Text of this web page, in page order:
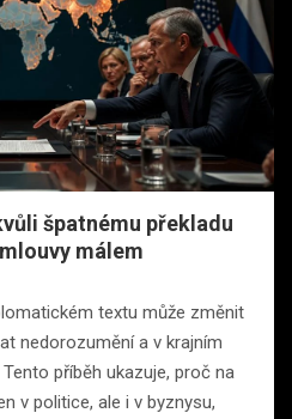
špatnému překladu
málem
textu může změnit
nedorozumění a v krajním
příběh ukazuje, proč na
v politice, ale i v byznysu,